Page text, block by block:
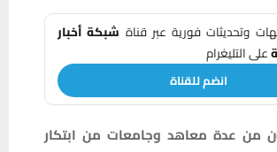
وتحديثات فورية عبر قناة شبكة أخبار
على التليغرام
انضم للقناة
من عدة معاهد وجامعات من ابتكار